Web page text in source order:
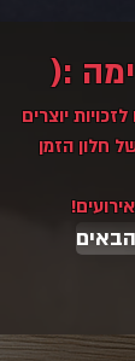
:(
יוצרים
חלון הזמן